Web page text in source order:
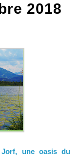
2018
une oasis du